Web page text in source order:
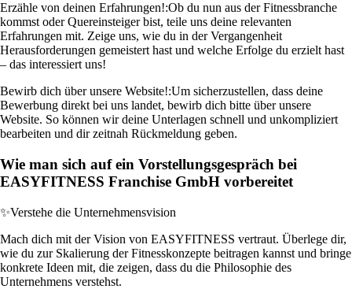
Erzähle von deinen Erfahrungen!:Ob du nun aus der Fitnessbranche
kommst oder Quereinsteiger bist, teile uns deine relevanten
Erfahrungen mit. Zeige uns, wie du in der Vergangenheit
Herausforderungen gemeistert hast und welche Erfolge du erzielt hast
– das interessiert uns!
Bewirb dich über unsere Website!:Um sicherzustellen, dass deine
Bewerbung direkt bei uns landet, bewirb dich bitte über unsere
Website. So können wir deine Unterlagen schnell und unkompliziert
bearbeiten und dir zeitnah Rückmeldung geben.
Wie man sich auf ein Vorstellungsgespräch bei
EASYFITNESS Franchise GmbH vorbereitet
✨Verstehe die Unternehmensvision
Mach dich mit der Vision von EASYFITNESS vertraut. Überlege dir,
wie du zur Skalierung der Fitnesskonzepte beitragen kannst und bringe
konkrete Ideen mit, die zeigen, dass du die Philosophie des
Unternehmens verstehst.